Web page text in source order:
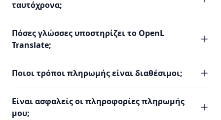
ταυτόχρονα;
Πόσες γλώσσες υποστηρίζει το OpenL
Translate;
Ποιοι τρόποι πληρωμής είναι διαθέσιμοι;
Είναι ασφαλείς οι πληροφορίες πληρωμής
μου;